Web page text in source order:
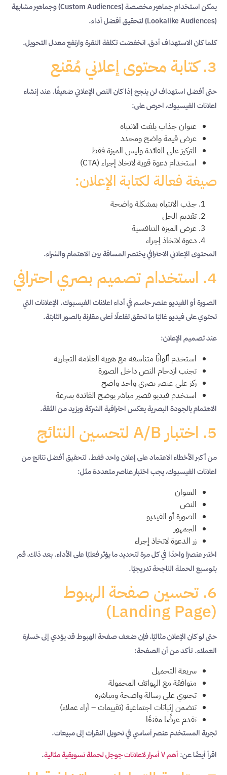
يمكن استخدام جماهير مخصصة (Custom Audiences) وجماهير مشابهة
(Lookalike Audiences) لتحقيق أفضل أداء.
كلما كان الاستهداف أدق، انخفضت تكلفة النقرة وارتفع معدل التحويل.
3. كتابة محتوى إعلاني مُقنع
حتى أفضل استهداف لن ينجح إذا كان النص الإعلاني ضعيفًا. عند إنشاء
اعلانات الفيسبوك، احرص على:
عنوان جذاب يلفت الانتباه
عرض قيمة واضح ومحدد
التركيز على الفائدة وليس الميزة فقط
استخدام دعوة قوية لاتخاذ إجراء (CTA)
صيغة فعالة لكتابة الإعلان:
جذب الانتباه بمشكلة واضحة
تقديم الحل
عرض الميزة التنافسية
دعوة لاتخاذ إجراء
المحتوى الإعلاني الاحترافي يختصر المسافة بين الاهتمام والشراء.
4. استخدام تصميم بصري احترافي
الصورة أو الفيديو عنصر حاسم في أداء اعلانات الفيسبوك. الإعلانات التي
تحتوي على فيديو غالبًا ما تحقق تفاعلًا أعلى مقارنة بالصور الثابتة.
عند تصميم الإعلان:
استخدم ألوانًا متناسقة مع هوية العلامة التجارية
تجنب ازدحام النص داخل الصورة
ركز على عنصر بصري واحد واضح
استخدم فيديو قصير مباشر يوضح الفائدة بسرعة
الاهتمام بالجودة البصرية يعكس احترافية الشركة ويزيد من الثقة.
5. اختبار A/B لتحسين النتائج
من أكبر الأخطاء الاعتماد على إعلان واحد فقط. لتحقيق أفضل نتائج من
اعلانات الفيسبوك، يجب اختبار عناصر متعددة مثل:
العنوان
النص
الصورة أو الفيديو
الجمهور
زر الدعوة لاتخاذ إجراء
اختبر عنصرًا واحدًا في كل مرة لتحديد ما يؤثر فعليًا على الأداء. بعد ذلك، قم
بتوسيع الحملة الناجحة تدريجيًا.
6. تحسين صفحة الهبوط
(Landing Page)
حتى لو كان الإعلان مثاليًا، فإن ضعف صفحة الهبوط قد يؤدي إلى خسارة
العملاء. تأكد من أن الصفحة:
سريعة التحميل
متوافقة مع الهواتف المحمولة
تحتوي على رسالة واضحة ومباشرة
تتضمن إثباتات اجتماعية (تقييمات – آراء عملاء)
تقدم عرضًا مقنعًا
تجربة المستخدم عنصر أساسي في تحويل النقرات إلى مبيعات.
اقرأ أيضًا عن: أهم ٧ أسرار لاعلانات جوجل لحملة تسويقية مثالية .